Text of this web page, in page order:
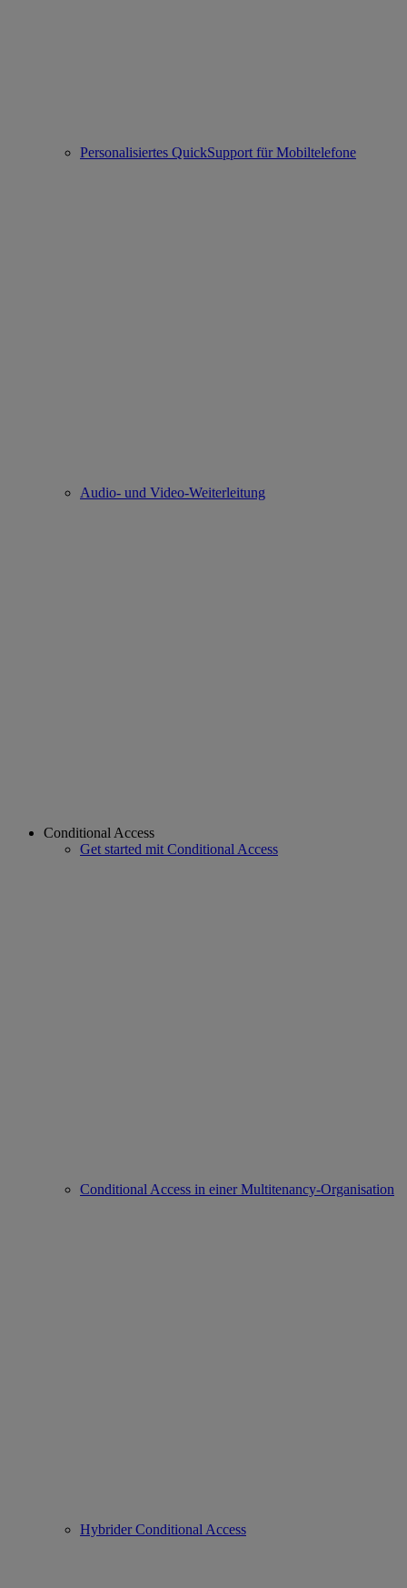
Personalisiertes QuickSupport für Mobiltelefone
Audio- und Video-Weiterleitung
Conditional Access
Get started mit Conditional Access
Conditional Access in einer Multitenancy-Organisation
Hybrider Conditional Access